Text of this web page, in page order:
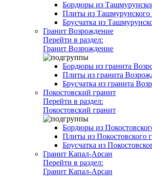
Бордюры из
Плиты из Ташмурунского
Брусчатка из
Гранит Возрождение
Перейти в раздел:
Гранит Возрождение
Бордюры из гранита
Плиты из гранита
Брусчатка из гранита
Покостовский гранит
Перейти в раздел:
Покостовский гранит
Бордюры из
Плиты из Покостовского
Брусчатка из
Гранит Капал-Арсан
Перейти в раздел:
Гранит Капал-Арсан